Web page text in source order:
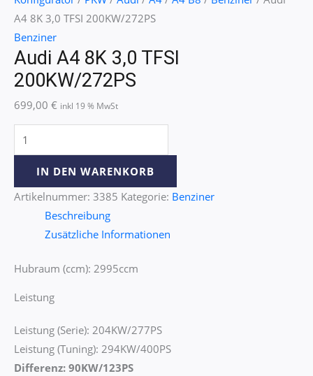
A4 8K 3,0 TFSI 200KW/272PS
Benziner
Audi A4 8K 3,0 TFSI
200KW/272PS
699,00 € inkl 19 % MwSt
IN DEN WARENKORB
Artikelnummer: 3385 Kategorie: Benziner
Beschreibung
Zusätzliche Informationen
Hubraum (ccm): 2995ccm
Leistung
Leistung (Serie): 204KW/277PS
Leistung (Tuning): 294KW/400PS
Differenz: 90KW/123PS